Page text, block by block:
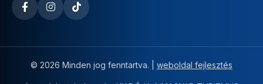
© 2026 Minden jog fenntartva. | weboldal fejlesztés